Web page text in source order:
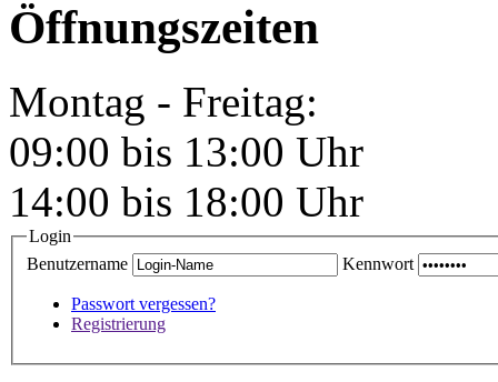
Öffnungszeiten
Montag - Freitag:
09:00 bis 13:00 Uhr
14:00 bis 18:00 Uhr
Login
Benutzername
Kennwort
Passwort vergessen?
Registrierung